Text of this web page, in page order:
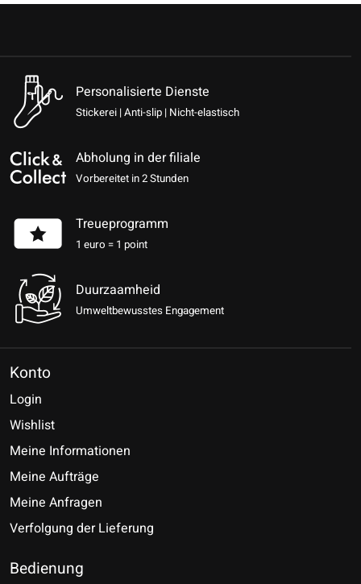
Personalisierte Dienste
Stickerei | Anti-slip | Nicht-elastisch
Abholung in der filiale
Vorbereitet in 2 Stunden
Treueprogramm
1 euro = 1 point
Duurzaamheid
Umweltbewusstes Engagement
Konto
Login
Wishlist
Meine Informationen
Meine Aufträge
Meine Anfragen
Verfolgung der Lieferung
Bedienung